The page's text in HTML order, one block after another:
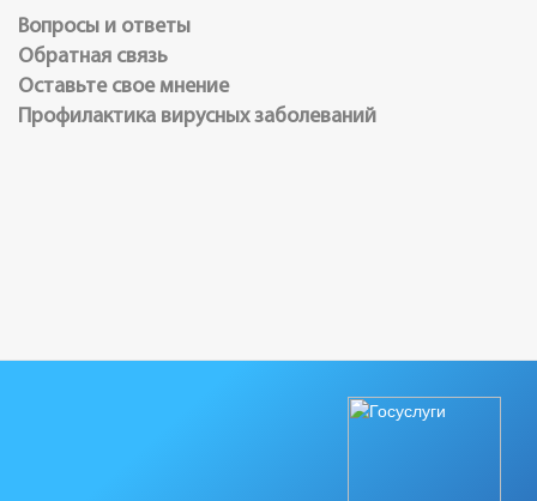
Вопросы и ответы
Обратная связь
Оставьте свое мнение
Профилактика вирусных заболеваний